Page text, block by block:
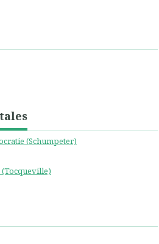
(Schumpeter)